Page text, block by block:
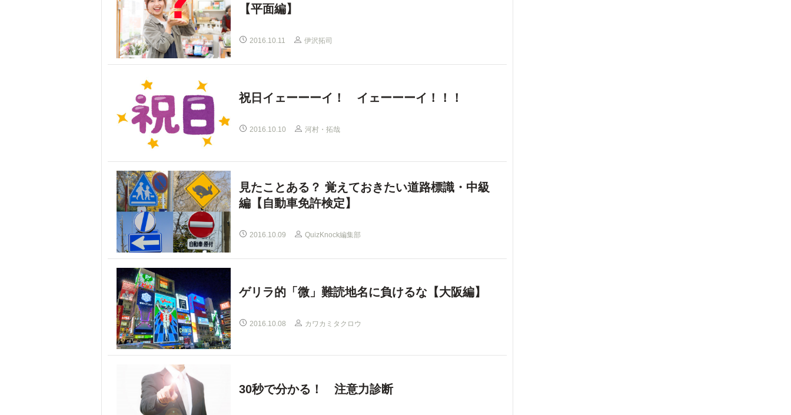
【平面編】
2016.10.11 伊沢拓司
祝日イェーーーイ！ イェーーーイ！！！
2016.10.10 河村・拓哉
見たことある？ 覚えておきたい道路標識・中級
編【自動車免許検定】
2016.10.09 QuizKnock編集部
ゲリラ的「微」難読地名に負けるな【大阪編】
2016.10.08 カワカミタクロウ
30秒で分かる！ 注意力診断